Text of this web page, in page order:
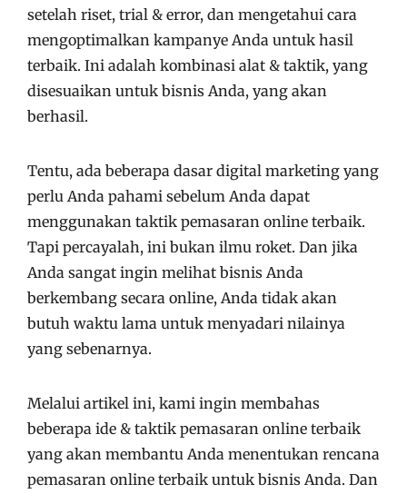
setelah riset, trial & error, dan mengetahui cara
mengoptimalkan kampanye Anda untuk hasil
terbaik. Ini adalah kombinasi alat & taktik, yang
disesuaikan untuk bisnis Anda, yang akan
berhasil.
Tentu, ada beberapa dasar digital marketing yang
perlu Anda pahami sebelum Anda dapat
menggunakan taktik pemasaran online terbaik.
Tapi percayalah, ini bukan ilmu roket. Dan jika
Anda sangat ingin melihat bisnis Anda
berkembang secara online, Anda tidak akan
butuh waktu lama untuk menyadari nilainya
yang sebenarnya.
Melalui artikel ini, kami ingin membahas
beberapa ide & taktik pemasaran online terbaik
yang akan membantu Anda menentukan rencana
pemasaran online terbaik untuk bisnis Anda. Dan